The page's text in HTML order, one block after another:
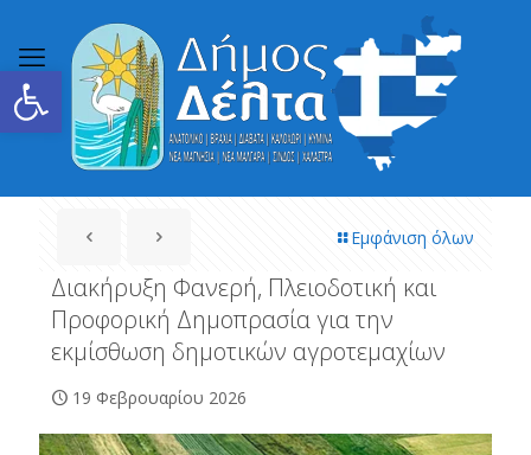
Ανοίξτε τη γραμμή εργαλείων
Εμφάνιση όλων
Διακήρυξη Φανερή, Πλειοδοτική και
Προφορική Δημοπρασία για την
εκμίσθωση δημοτικών αγροτεμαχίων
19 Φεβρουαρίου 2026